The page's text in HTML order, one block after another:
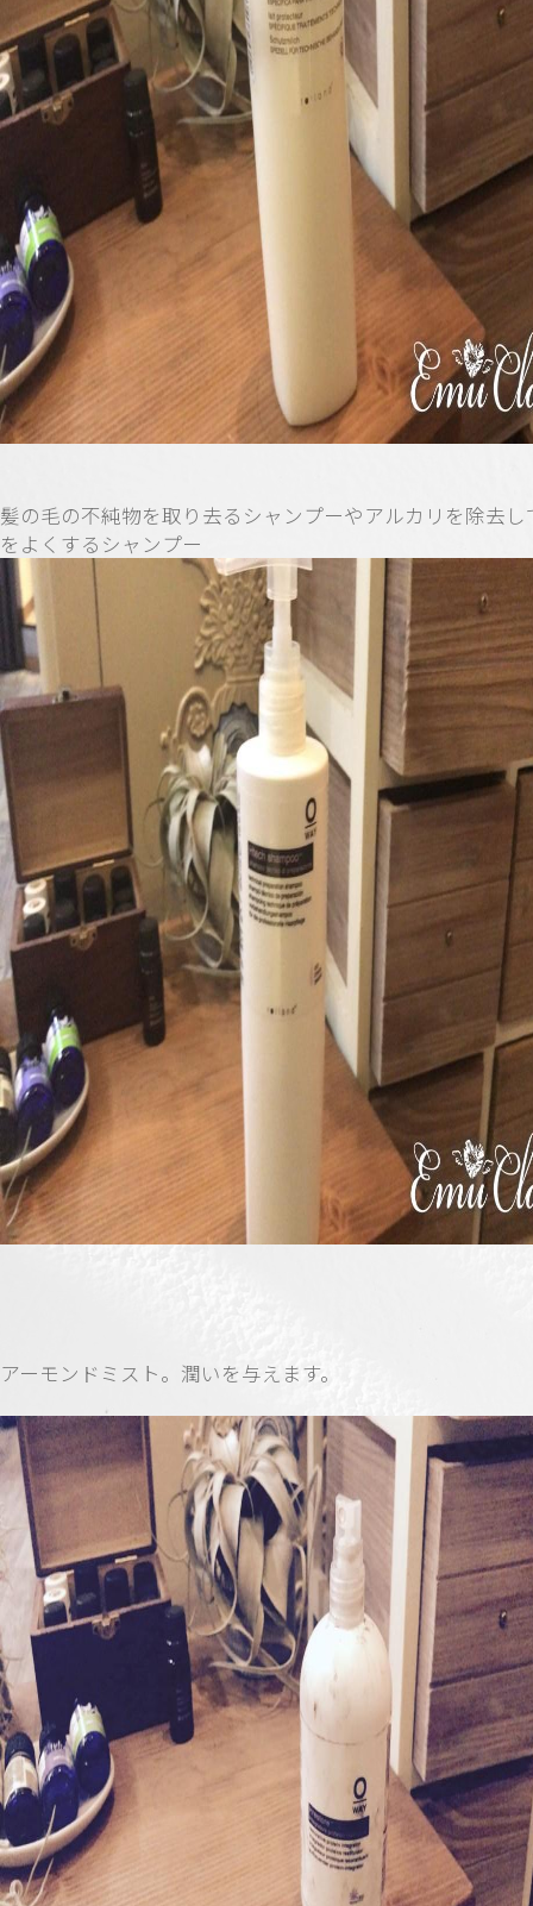
髪の毛の不純物を取り去るシャンプーやアルカリを除去し
をよくするシャンプー
アーモンドミスト。潤いを与えます。